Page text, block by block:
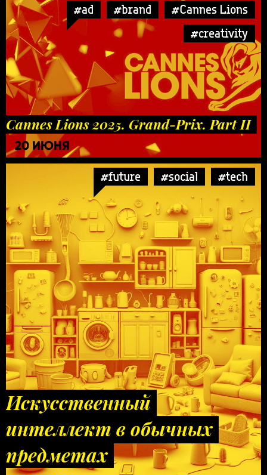
#ad #brand
#Cannes Lions
#creativity
Cannes Lions 2025. Grand-Prix. Part II
20 ИЮНЯ
#future #social #tech
Искусственный
интеллект в обычных
предметах